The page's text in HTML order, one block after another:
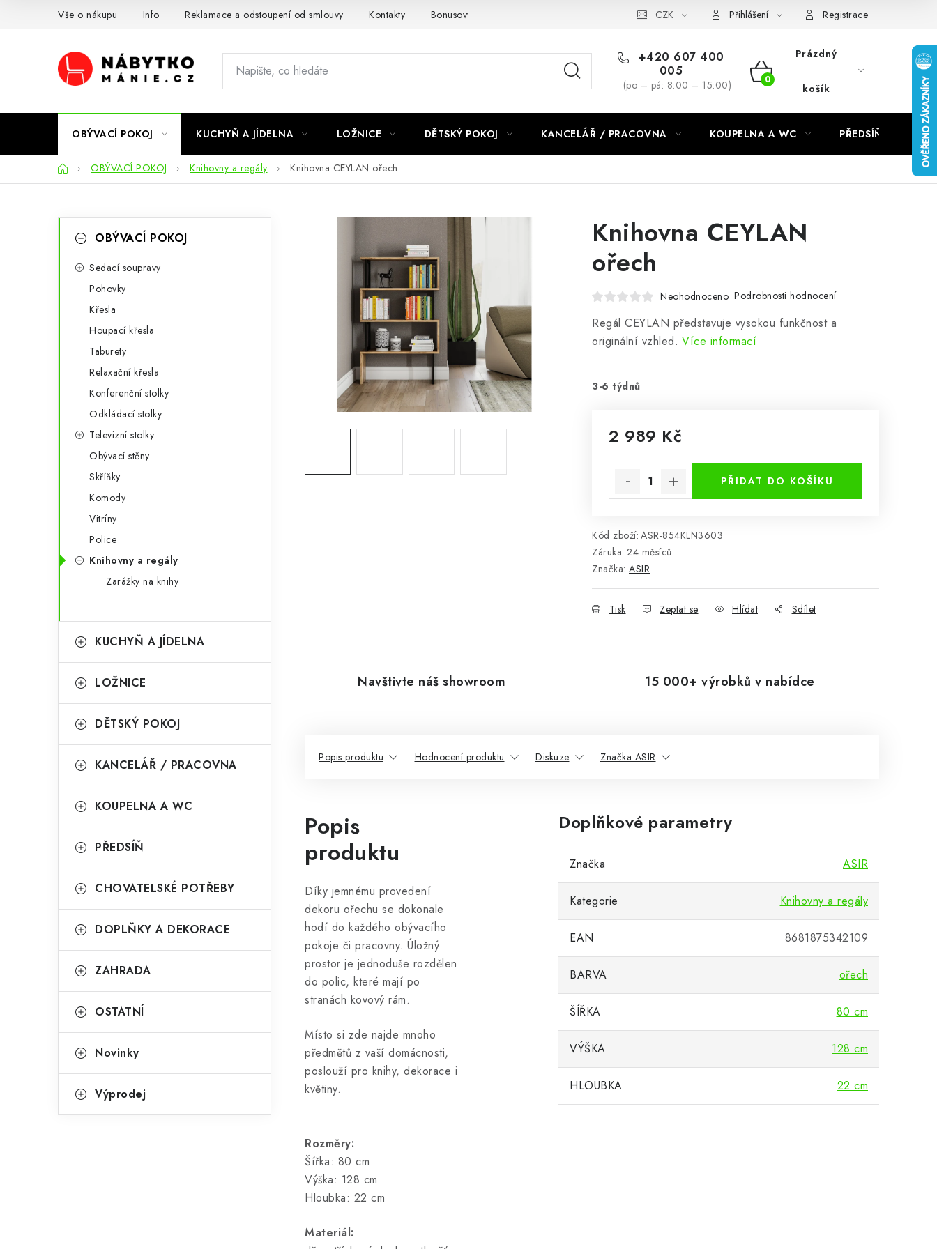
Vše o nákupu Info Reklamace a odstoupení od smlouvy Kontakty Bonusový program NBM+ CZK Přihlášení Registrace
+420 607 400
005
(po – pá: 8:00 – 15:00)
NÁKUPNÍ
Prázdný
košík
OBÝVACÍ POKOJ KUCHYŇ A JÍDELNA LOŽNICE DĚTSKÝ POKOJ KANCELÁŘ / PRACOVNA KOUPELNA A WC PŘEDSÍŇ
DomůOBÝVACÍ POKOJ Knihovny a regály Knihovna CEYLAN ořech
e
l
kategorieOBÝVACÍ POKOJ
Sedací soupravy
Pohovky
Křesla
Houpací křesla
Taburety
Relaxační křesla
Konferenční stolky
Odkládací stolky
Televizní stolky
Obývací stěny
Skříňky
Komody
Vitríny
Police
Knihovny a regály
Zarážky na knihy
KUCHYŇ A JÍDELNA
LOŽNICE
DĚTSKÝ POKOJ
KANCELÁŘ / PRACOVNA
KOUPELNA A WC
PŘEDSÍŇ
CHOVATELSKÉ POTŘEBY
DOPLŇKY A DEKORACE
ZAHRADA
OSTATNÍ
Novinky
Výprodej
Knihovna CEYLAN
ořech
Neohodnoceno Podrobnosti hodnocení
Regál CEYLAN představuje vysokou funkčnost a
originální vzhled. Více informací
3-6 týdnů
2 989 Kč
PŘIDAT DO KOŠÍKU
Kód zboží: ASR-854KLN3603
Záruka: 24 měsíců
Značka: ASIR
Tisk Zeptat se Hlídat Sdílet
Navštivte náš showroom 15 000+ výrobků v nabídce
Popis produktu Hodnocení produktu Diskuze Značka ASIR
Popis
produktu
Díky jemnému provedení
dekoru ořechu se dokonale
hodí do každého obývacího
pokoje či pracovny. Úložný
prostor je jednoduše rozdělen
do polic, které mají po
stranách kovový rám.
Místo si zde najde mnoho
předmětů z vaší domácnosti,
poslouží pro knihy, dekorace i
květiny.
Rozměry:
Šířka: 80 cm
Výška: 128 cm
Hloubka: 22 cm
Materiál:
Doplňkové parametry
Značka ASIR
Kategorie Knihovny a regály
EAN 8681875342109
BARVA ořech
ŠÍŘKA 80 cm
VÝŠKA 128 cm
HLOUBKA 22 cm